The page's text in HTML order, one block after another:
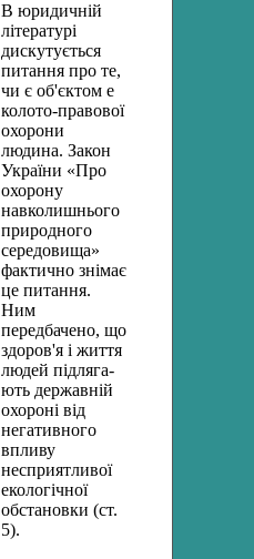
В юридичній
літературі
дискутується
питання про те,
чи є об'єктом е
колото-правової
охорони
людина. Закон
України «Про
охорону
навколишнього
природного
середовища»
фактично знімає
це питання.
Ним
передбачено, що
здоров'я і життя
людей підляга­
ють державній
охороні від
негативного
впливу
несприятливої
еко­логічної
обстановки (ст.
5).